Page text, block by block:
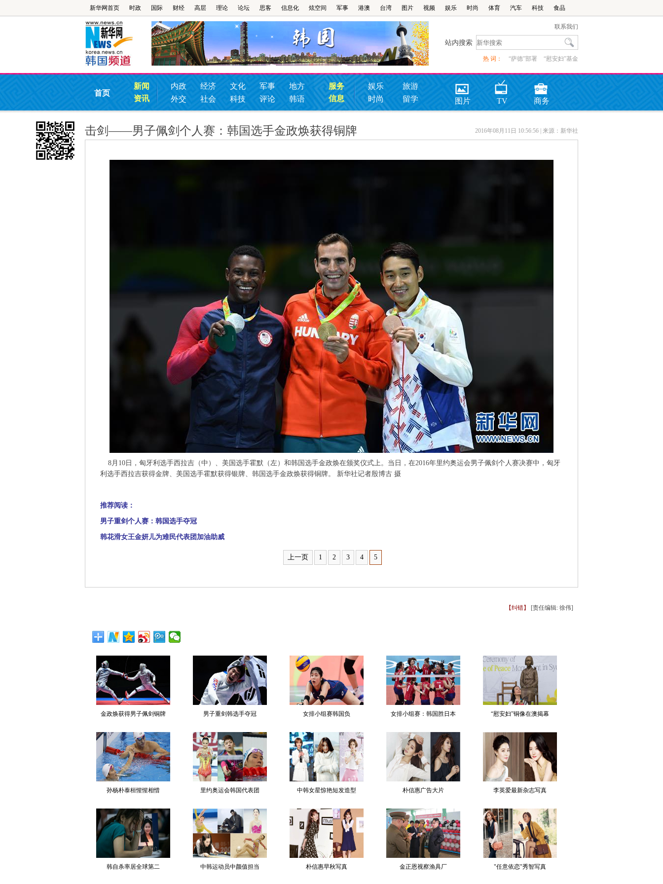
新华网首页 时政 国际 财经 高层 理论 论坛 思客 信息化 炫空间 军事 港澳 台湾 图片 视频 娱乐 时尚 体育 汽车 科技 食品
联系我们
站内搜索
热 词： “萨德”部署 “慰安妇”基金
首页
新闻
资讯
内政 经济 文化 军事
地方
外交
社会 科技 评论 韩语
服务
信息
娱乐
旅游
时尚
留学 图片 TV 商务
击剑——男子佩剑个人赛：韩国选手金政焕获得铜牌 2016年08月11日 10:56:56 | 来源：新华社
8月10日，匈牙利选手西拉吉（中）、美国选手霍默（左）和韩国选手金政焕在颁奖仪式上。当日，在2016年里约奥运会男子佩剑个人赛决赛中，匈牙
利选手西拉吉获得金牌、美国选手霍默获得银牌、韩国选手金政焕获得铜牌。 新华社记者殷博古 摄
推荐阅读：
男子重剑个人赛：韩国选手夺冠
韩花滑女王金妍儿为难民代表团加油助威
上一页 1 2 3 4 5
【纠错】 [责任编辑: 徐伟]
金政焕获得男子佩剑铜牌 男子重剑韩选手夺冠 女排小组赛韩国负 女排小组赛：韩国胜日本 “慰安妇”铜像在澳揭幕
孙杨朴泰桓惺惺相惜 里约奥运会韩国代表团 中韩女星惊艳短发造型 朴信惠广告大片 李英爱最新杂志写真
韩自杀率居全球第二 中韩运动员中颜值担当 朴信惠早秋写真 金正恩视察渔具厂 "任意依恋"秀智写真